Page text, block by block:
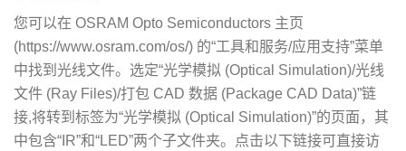
您可以在 OSRAM Opto Semiconductors 主页
(https://www.osram.com/os/) 的“工具和服务/应用支持”菜单
中找到光线文件。选定“光学模拟 (Optical Simulation)/光线
文件 (Ray Files)/打包 CAD 数据 (Package CAD Data)”链
接,将转到标签为“光学模拟 (Optical Simulation)”的页面，其
中包含“IR”和“LED”两个子文件夹。点击以下链接可直接访